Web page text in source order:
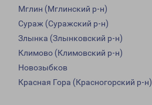
Мглин (Мглинский р-н)
Сураж (Суражский р-н)
Злынка (Злынковский р-н)
Климово (Климовский р-н)
Новозыбков
Красная Гора (Красногорский р-н)